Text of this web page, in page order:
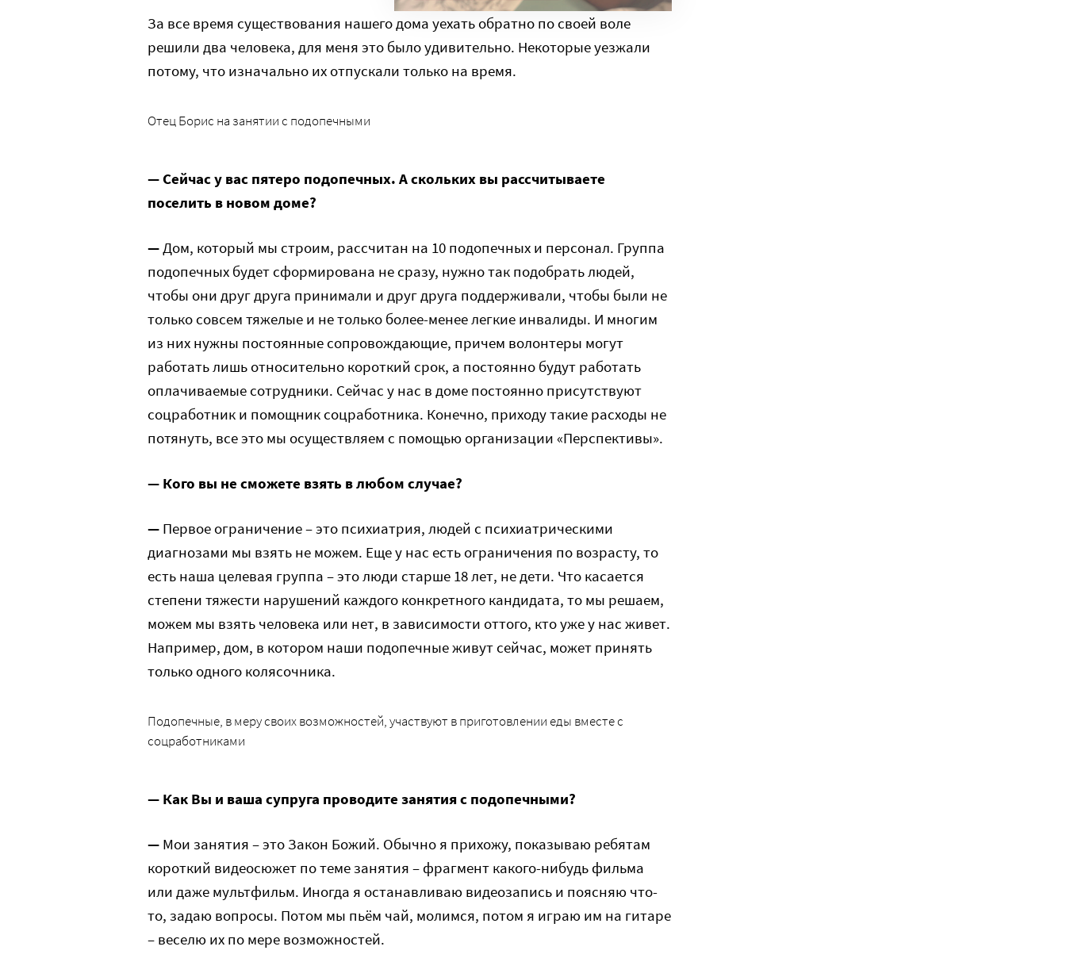
За все время существования нашего дома уехать обратно по своей воле
решили два человека, для меня это было удивительно. Некоторые уезжали
потому, что изначально их отпускали только на время.
Отец Борис на занятии с подопечными
— Сейчас у вас пятеро подопечных. А скольких вы рассчитываете
поселить в новом доме?
—Дом, который мы строим, рассчитан на 10 подопечных и персонал. Группа
подопечных будет сформирована не сразу, нужно так подобрать людей,
чтобы они друг друга принимали и друг друга поддерживали, чтобы были не
только совсем тяжелые и не только более-менее легкие инвалиды. И многим
из них нужны постоянные сопровождающие, причем волонтеры могут
работать лишь относительно короткий срок, а постоянно будут работать
оплачиваемые сотрудники. Сейчас у нас в доме постоянно присутствуют
соцработник и помощник соцработника. Конечно, приходу такие расходы не
потянуть, все это мы осуществляем с помощью организации «Перспективы».
— Кого вы не сможете взять в любом случае?
— Первое ограничение – это психиатрия, людей с психиатрическими
диагнозами мы взять не можем. Еще у нас есть ограничения по возрасту, то
есть наша целевая группа – это люди старше 18 лет, не дети. Что касается
степени тяжести нарушений каждого конкретного кандидата, то мы решаем,
можем мы взять человека или нет, в зависимости оттого, кто уже у нас живет.
Например, дом, в котором наши подопечные живут сейчас, может принять
только одного колясочника.
Подопечные, в меру своих возможностей, участвуют в приготовлении еды вместе с
соцработниками
— Как Вы и ваша супруга проводите занятия с подопечными?
— Мои занятия – это Закон Божий. Обычно я прихожу, показываю ребятам
короткий видеосюжет по теме занятия – фрагмент какого-нибудь фильма
или даже мультфильм. Иногда я останавливаю видеозапись и поясняю что-
то, задаю вопросы. Потом мы пьём чай, молимся, потом я играю им на гитаре
– веселю их по мере возможностей.